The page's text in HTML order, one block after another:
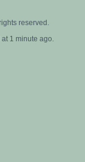
reserved.
1 minute ago.